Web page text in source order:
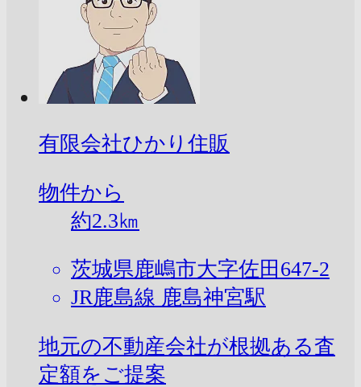
有限会社ひかり住販
物件から
約2.3㎞
茨城県鹿嶋市大字佐田647-2
JR鹿島線 鹿島神宮駅
地元の不動産会社が根拠ある査
定額をご提案